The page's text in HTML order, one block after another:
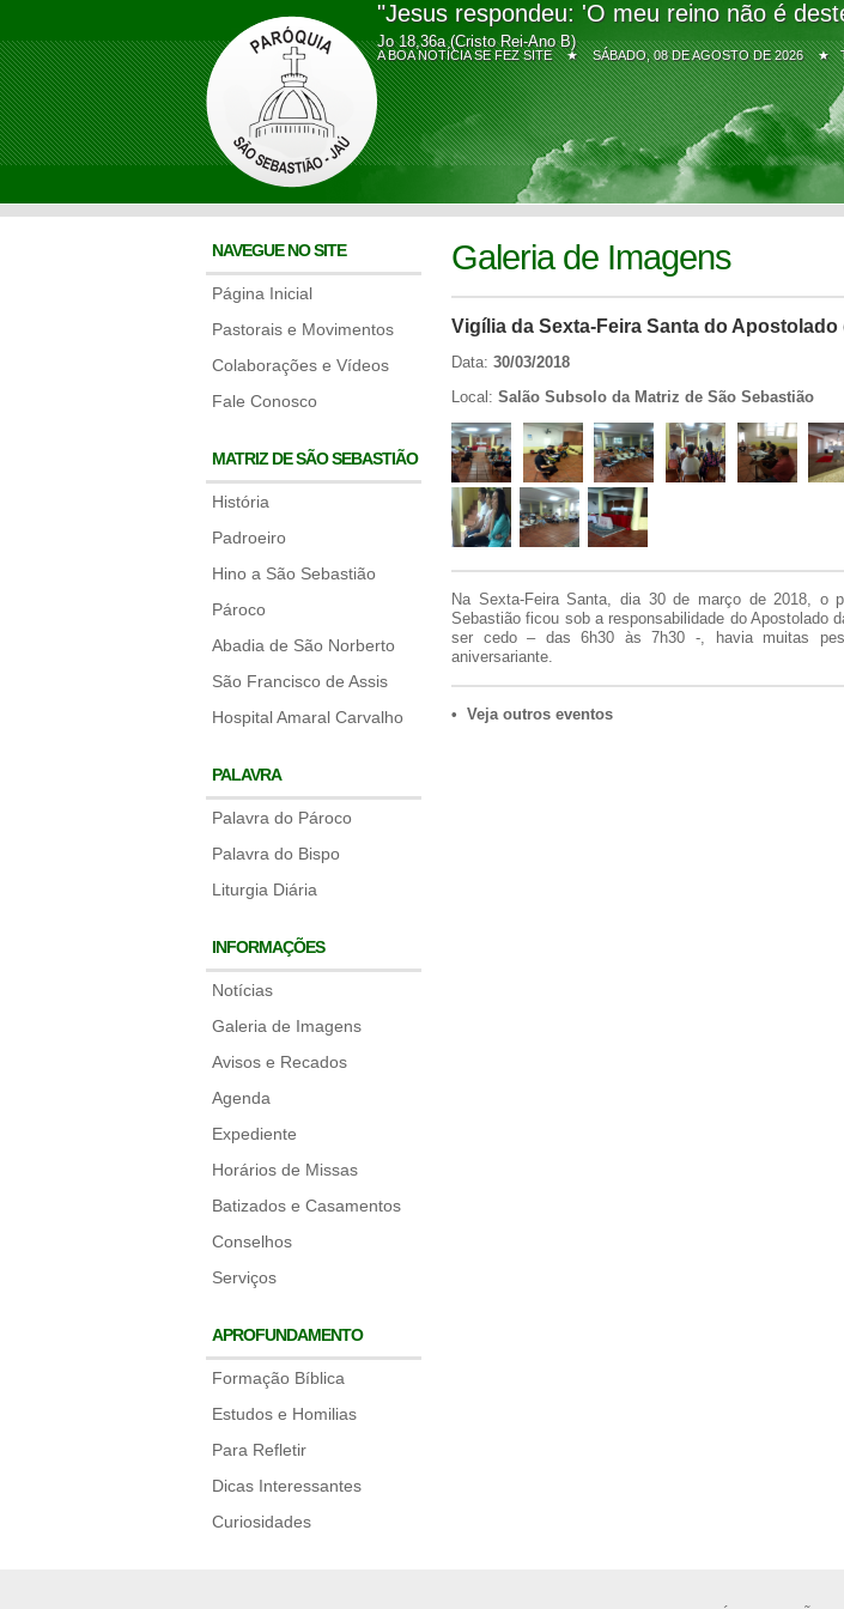
"Jesus respondeu: 'O meu reino não é
Jo 18,36a (Cristo Rei-Ano B)
A BOA NOTÍCIA SE FEZ SITE ★SÁBADO, 08 DE AGOSTO DE 2026 ★
NAVEGUE NO SITE
Página Inicial
Pastorais e Movimentos
Colaborações e Vídeos
Fale Conosco
MATRIZ DE SÃO SEBASTIÃO
História
Padroeiro
Hino a São Sebastião
Pároco
Abadia de São Norberto
São Francisco de Assis
Hospital Amaral Carvalho
PALAVRA
Palavra do Pároco
Palavra do Bispo
Liturgia Diária
INFORMAÇÕES
Notícias
Galeria de Imagens
Avisos e Recados
Agenda
Expediente
Horários de Missas
Batizados e Casamentos
Conselhos
Serviços
APROFUNDAMENTO
Formação Bíblica
Estudos e Homilias
Para Refletir
Dicas Interessantes
Curiosidades
Galeria de Imagens
Vigília da Sexta-Feira Santa do Apostolado
Data: 30/03/2018
Local: Salão Subsolo da Matriz de São Sebastião
Na Sexta-Feira Santa, dia 30 de março de 2018, o
Sebastião ficou sob a responsabilidade do Apostolado
ser cedo – das 6h30 às 7h30 -, havia muitas
aniversariante.
• Veja outros eventos